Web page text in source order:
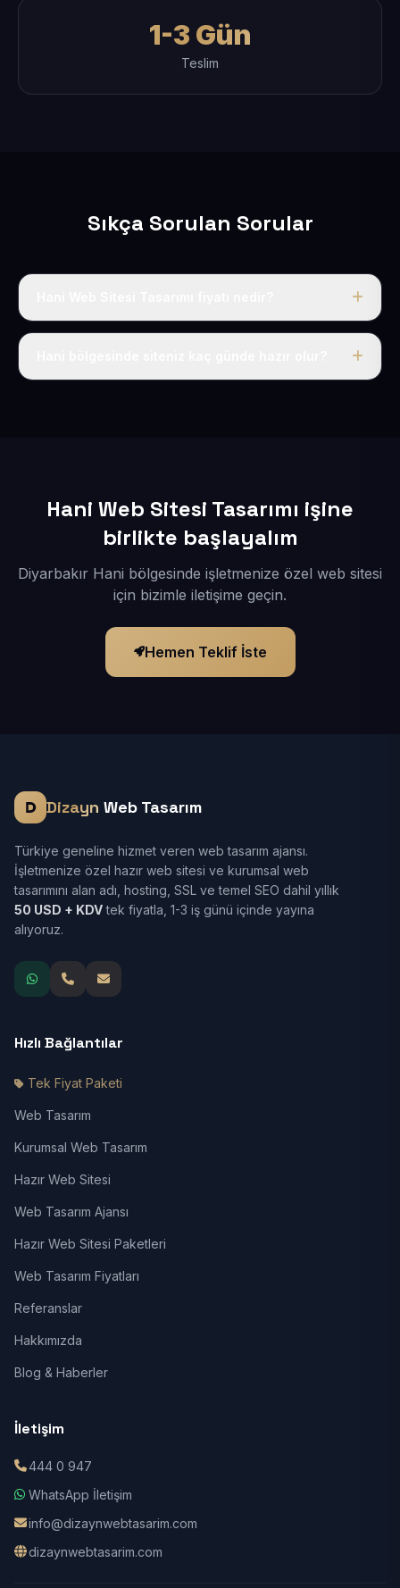
1-3 Gün
Teslim
Sıkça Sorulan Sorular
Tek fiyat uygulanır: yıllık 50 USD + KDV. Bu bedele alan
Hani Web Sitesi Tasarımı işine
birlikte başlayalım
Diyarbakır Hani bölgesinde işletmenize özel web sitesi
için bizimle iletişime geçin.
Hemen Teklif İste
Dizayn Web Tasarım
Türkiye geneline hizmet veren web tasarım ajansı.
İşletmenize özel hazır web sitesi ve kurumsal web
tasarımını alan adı, hosting, SSL ve temel SEO dahil yıllık
50 USD + KDVtek fiyatla, 1-3 iş günü içinde yayına
alıyoruz.
Hızlı Bağlantılar
Tek Fiyat Paketi
Web Tasarım
Kurumsal Web Tasarım
Hazır Web Sitesi
Web Tasarım Ajansı
Hazır Web Sitesi Paketleri
Web Tasarım Fiyatları
Referanslar
Hakkımızda
Blog & Haberler
İletişim
444 0 947
WhatsApp İletişim
info@dizaynwebtasarim.com
dizaynwebtasarim.com